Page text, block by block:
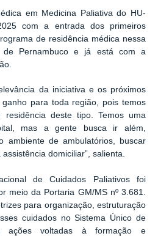
em Medicina Paliativa do HU-
com a entrada dos primeiros
de residência médica nessa
de Pernambuco e já está com a
da iniciativa e os próximos
para toda região, pois temos
deste tipo. Temos uma
mas a gente busca ir além,
ambiente de ambulatórios, buscar
domiciliar”, salienta.
de Cuidados Paliativos foi
meio da Portaria GM/MS nº 3.681.
para organização, estruturação
cuidados no Sistema Único de
ações voltadas à formação e